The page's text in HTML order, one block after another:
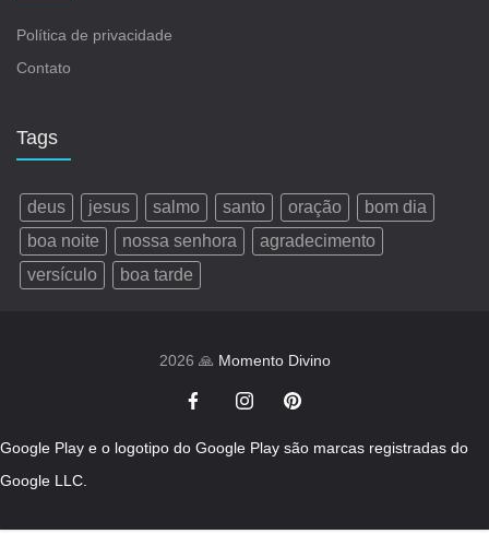
Política de privacidade
Contato
Tags
deus jesus salmo santo oração
bom dia
boa noite
nossa senhora
agradecimento
versículo
boa tarde
2026 🙏 Momento Divino
Google Play e o logotipo do Google Play são marcas registradas do
Google LLC.